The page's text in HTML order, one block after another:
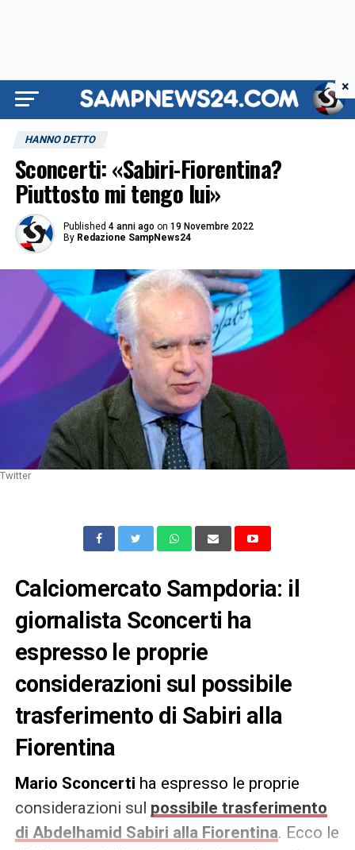
HANNO DETTO
Sconcerti: «Sabiri-Fiorentina?
Piuttosto mi tengo lui»
Published 4 anni ago on 19 Novembre 2022
By Redazione SampNews24
Twitter
Calciomercato Sampdoria: il
giornalista Sconcerti ha
espresso le proprie
considerazioni sul possibile
trasferimento di Sabiri alla
Fiorentina
Mario Sconcerti ha espresso le proprie
considerazioni sul possibile trasferimento
di Abdelhamid Sabiri alla Fiorentina. Ecco le
×